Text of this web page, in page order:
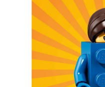
hviezdičiek.